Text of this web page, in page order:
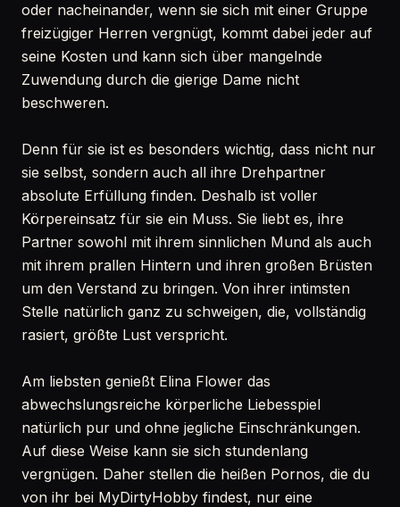
oder nacheinander, wenn sie sich mit einer Gruppe
freizügiger Herren vergnügt, kommt dabei jeder auf
seine Kosten und kann sich über mangelnde
Zuwendung durch die gierige Dame nicht
beschweren.
Denn für sie ist es besonders wichtig, dass nicht nur
sie selbst, sondern auch all ihre Drehpartner
absolute Erfüllung finden. Deshalb ist voller
Körpereinsatz für sie ein Muss. Sie liebt es, ihre
Partner sowohl mit ihrem sinnlichen Mund als auch
mit ihrem prallen Hintern und ihren großen Brüsten
um den Verstand zu bringen. Von ihrer intimsten
Stelle natürlich ganz zu schweigen, die, vollständig
rasiert, größte Lust verspricht.
Am liebsten genießt Elina Flower das
abwechslungsreiche körperliche Liebesspiel
natürlich pur und ohne jegliche Einschränkungen.
Auf diese Weise kann sie sich stundenlang
vergnügen. Daher stellen die heißen Pornos, die du
von ihr bei MyDirtyHobby findest, nur eine